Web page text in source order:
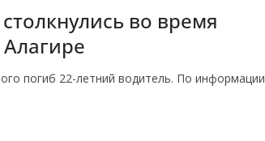
во время
погиб 22-летний водитель. По информации